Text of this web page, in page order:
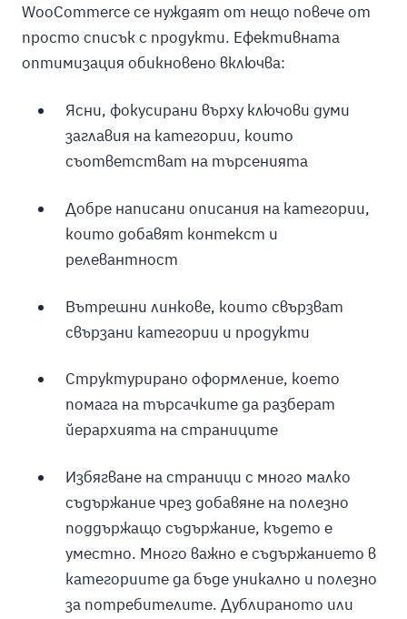
WooCommerce се нуждаят от нещо повече от
просто списък с продукти. Ефективната
оптимизация обикновено включва:
Ясни, фокусирани върху ключови думи
заглавия на категории, които
съответстват на търсенията
Добре написани описания на категории,
които добавят контекст и
релевантност
Вътрешни линкове, които свързват
свързани категории и продукти
Структурирано оформление, което
помага на търсачките да разберат
йерархията на страниците
Избягване на страници с много малко
съдържание чрез добавяне на полезно
поддържащо съдържание, където е
уместно. Много важно е съдържанието в
категориите да бъде уникално и полезно
за потребителите. Дублираното или